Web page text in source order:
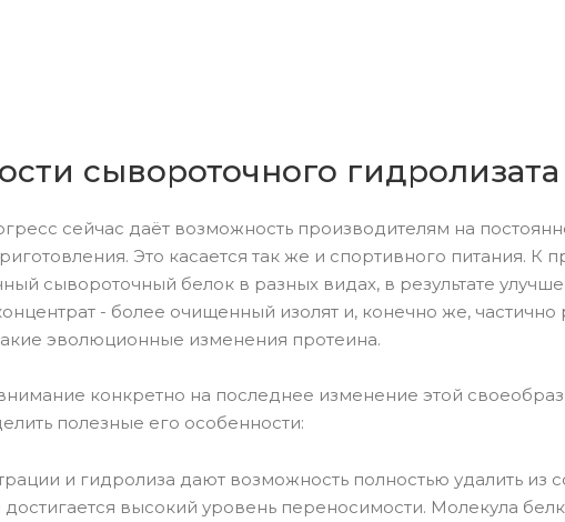
сывороточного гидролизата
сейчас даёт возможность производителям на
Это касается так же и спортивного питания.
сывороточный белок в разных видах, в результате
- более очищенный изолят и, конечно же,
такие эволюционные изменения протеина.
конкретно на последнее изменение этой
полезные его особенности:
и гидролиза дают возможность полностью удалить из
достигается высокий уровень переносимости. Молекула